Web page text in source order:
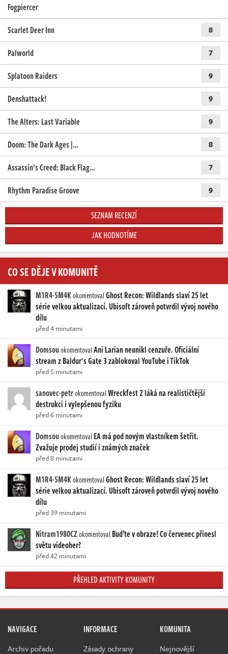
Fogpiercer
Scarlet Deer Inn
8
Palworld 7
Splatoon Raiders 9
Denshattack! 9
The Alters: Last Variable 9
Doom: The Dark Ages |… 8
Assassin’s Creed: Black Flag… 7
Rhythm Paradise Groove 9
SEZNAM RECENZÍ
JAK HODNOTÍME
CO SE DĚJE V KOMUNITĚ
M1R4-5M4KokomentovalGhost Recon: Wildlands slaví 25 let
série velkou aktualizací. Ubisoft zároveň potvrdil vývoj nového
dílu
před 4 minutami
DomsouokomentovalAni Larian neunikl cenzuře. Oficiální
stream z Baldur's Gate 3 zablokoval YouTube i TikTok
před 5 minutami
sanovec-petrokomentovalWreckfest 2 láká na realističtější
destrukci i vylepšenou fyziku
před 6 minutami
Domsouokomentoval EA má pod novým vlastníkem šetřit.
Zvažuje prodej studií i známých značek
před 8 minutami
M1R4-5M4KokomentovalGhost Recon: Wildlands slaví 25 let
série velkou aktualizací. Ubisoft zároveň potvrdil vývoj nového
dílu
před 39 minutami
Nitram1980CZokomentoval Buďte v obraze! Co červenec přinesl
světu videoher?
před 42 minutami
PŘEHLED AKTIVITY KOMUNITY
NAVIGACE
Archiv pořadu
INFORMACE
Zásady ochrany
KOMUNITA
Nejnovější